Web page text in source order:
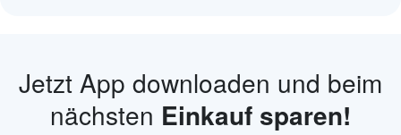
Jetzt App downloaden und beim
nächsten Einkauf sparen!